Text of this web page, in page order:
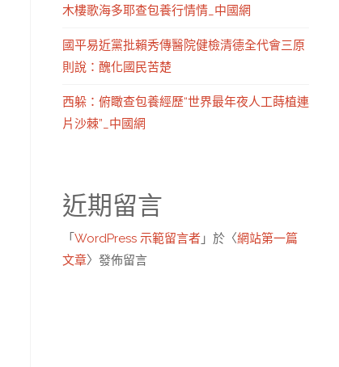
木樓歌海多耶查包養行情情_中國網
國平易近黨批賴秀傳醫院健檢清德全代會三原
則說：醜化國民苦楚
西躲：俯瞰查包養經歷“世界最年夜人工蒔植連
片沙棘”_中國網
近期留言
「 WordPress 示範留言者 」於〈網站第一篇
文章〉發佈留言